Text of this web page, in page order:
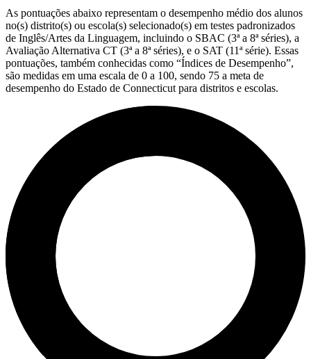
As pontuações abaixo representam o desempenho médio dos alunos
no(s) distrito(s) ou escola(s) selecionado(s) em testes padronizados
de Inglês/Artes da Linguagem, incluindo o SBAC (3ª a 8ª séries), a
Avaliação Alternativa CT (3ª a 8ª séries), e o SAT (11ª série). Essas
pontuações, também conhecidas como “Índices de Desempenho”,
são medidas em uma escala de 0 a 100, sendo 75 a meta de
desempenho do Estado de Connecticut para distritos e escolas.